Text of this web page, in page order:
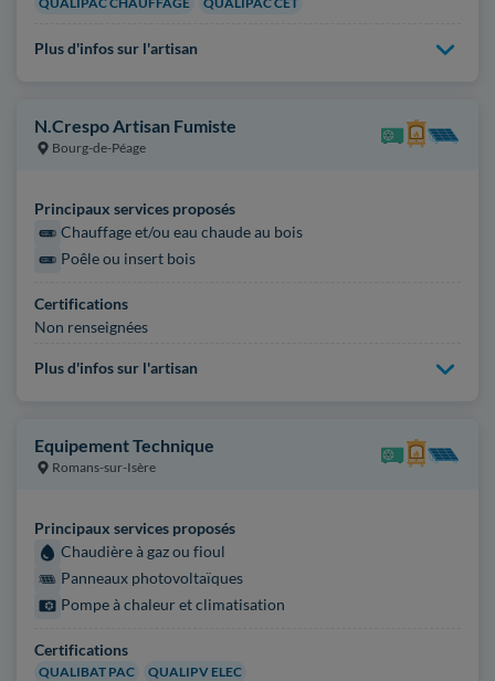
Plus d'infos sur l'artisan
N.Crespo Artisan Fumiste
Bourg-de-Péage
Principaux services proposés
Chauffage et/ou eau chaude au bois
Poêle ou insert bois
Certifications
Non renseignées
Plus d'infos sur l'artisan
Equipement Technique
Romans-sur-Isère
Principaux services proposés
Chaudière à gaz ou fioul
Panneaux photovoltaïques
Pompe à chaleur et climatisation
Certifications
QUALIBAT PAC
QUALIPV ELEC